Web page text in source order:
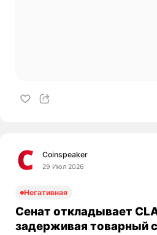
Coinspeaker
29 Июл 2026
Негативная
Сенат откладывает
задерживая товарный